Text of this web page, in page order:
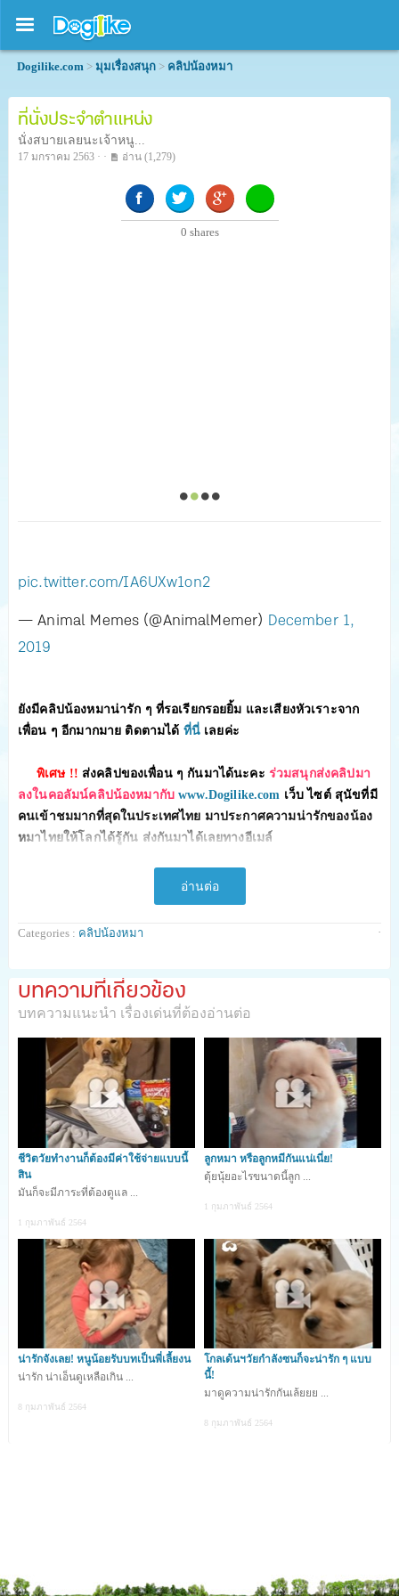
Dogilike.com > มุมเรื่องสนุก > คลิปน้องหมา
ที่นั่งประจำตำแหน่ง
นั่งสบายเลยนะเจ้าหนู...
17 มกราคม 2563 · · อ่าน (1,279)
0 shares
pic.twitter.com/IA6UXw1on2
— Animal Memes (@AnimalMemer) December 1,
2019
ยังมีคลิปน้องหมาน่ารัก ๆ ที่รอเรียกรอยยิ้ม และเสียงหัวเราะจาก
เพื่อน ๆ อีกมากมาย ติดตามได้ ที่นี่เลยค่ะ
พิเศษ !! ส่งคลิปของเพื่อน ๆ กันมาได้นะคะ ร่วมสนุกส่งคลิปมา
ลงในคอลัมน์คลิปน้องหมากับwww.Dogilike.com เว็บ ไซต์ สุนัขที่มี
คนเข้าชมมากที่สุดในประเทศไทย มาประกาศความน่ารักของน้อง
หมาไทยให้โลกได้รู้กัน ส่งกันมาได้เลยทางอีเมล์
อ่านต่อ
Categories : คลิปน้องหมา ·
บทความที่เกี่ยวข้อง
บทความแนะนำ เรื่องเด่นที่ต้องอ่านต่อ
ชีวิตวัยทำงานก็ต้องมีค่าใช้จ่ายแบบนี้
สิน
มันก็จะมีภาระที่ต้องดูแล ...
1 กุมภาพันธ์ 2564
ลูกหมา หรือลูกหมีกันแน่เนี่ย!
ตุ้ยนุ้ยอะไรขนาดนี้ลูก ...
1 กุมภาพันธ์ 2564
น่ารักจังเลย! หนูน้อยรับบทเป็นพี่เลี้ยงน
น่ารัก น่าเอ็นดูเหลือเกิน ...
8 กุมภาพันธ์ 2564
โกลเด้นฯวัยกำลังซนก็จะน่ารัก ๆ แบบ
นี้!
มาดูความน่ารักกันเล้ยยย ...
8 กุมภาพันธ์ 2564